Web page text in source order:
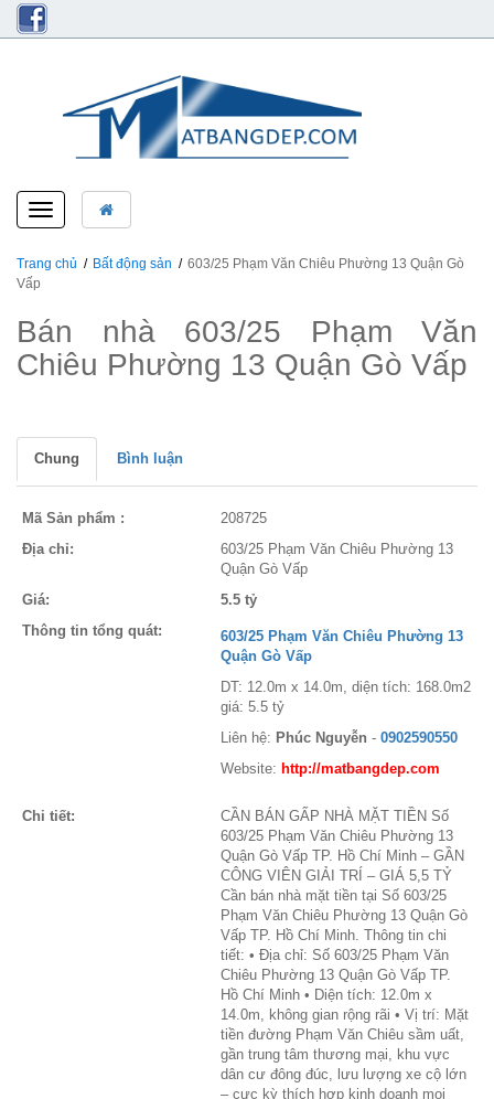
Toggle
navigation
Trang chủ Bất động sản
603/25 Phạm Văn Chiêu Phường 13 Quận Gò
Vấp
Bán nhà 603/25 Phạm Văn
Chiêu Phường 13 Quận Gò Vấp
Chung Bình luận
Mã Sản phẩm :
208725
Địa chỉ:
603/25 Phạm Văn Chiêu Phường 13
Quận Gò Vấp
Giá:
5.5 tỷ
Thông tin tổng quát:
603/25 Phạm Văn Chiêu Phường 13
Quận Gò Vấp
DT: 12.0m x 14.0m, diện tích: 168.0m2
giá: 5.5 tỷ
Liên hệ: Phúc Nguyễn - 0902590550
Website: http://matbangdep.com
Chi tiết:
CẦN BÁN GẤP NHÀ MẶT TIỀN Số
603/25 Phạm Văn Chiêu Phường 13
Quận Gò Vấp TP. Hồ Chí Minh – GẦN
CÔNG VIÊN GIẢI TRÍ – GIÁ 5,5 TỶ
Cần bán nhà mặt tiền tại Số 603/25
Phạm Văn Chiêu Phường 13 Quận Gò
Vấp TP. Hồ Chí Minh. Thông tin chi
tiết: • Địa chỉ: Số 603/25 Phạm Văn
Chiêu Phường 13 Quận Gò Vấp TP.
Hồ Chí Minh • Diện tích: 12.0m x
14.0m, không gian rộng rãi • Vị trí: Mặt
tiền đường Phạm Văn Chiêu sầm uất,
gần trung tâm thương mại, khu vực
dân cư đông đúc, lưu lượng xe cộ lớn
– cực kỳ thích hợp kinh doanh mọi